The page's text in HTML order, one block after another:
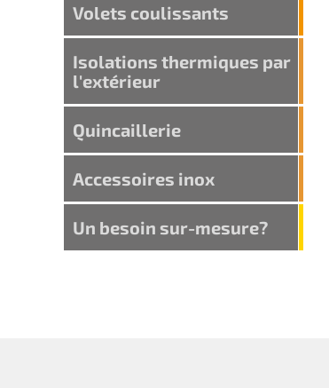
Volets coulissants
Isolations thermiques par
l'extérieur
Quincaillerie
Accessoires inox
Un besoin sur-mesure?